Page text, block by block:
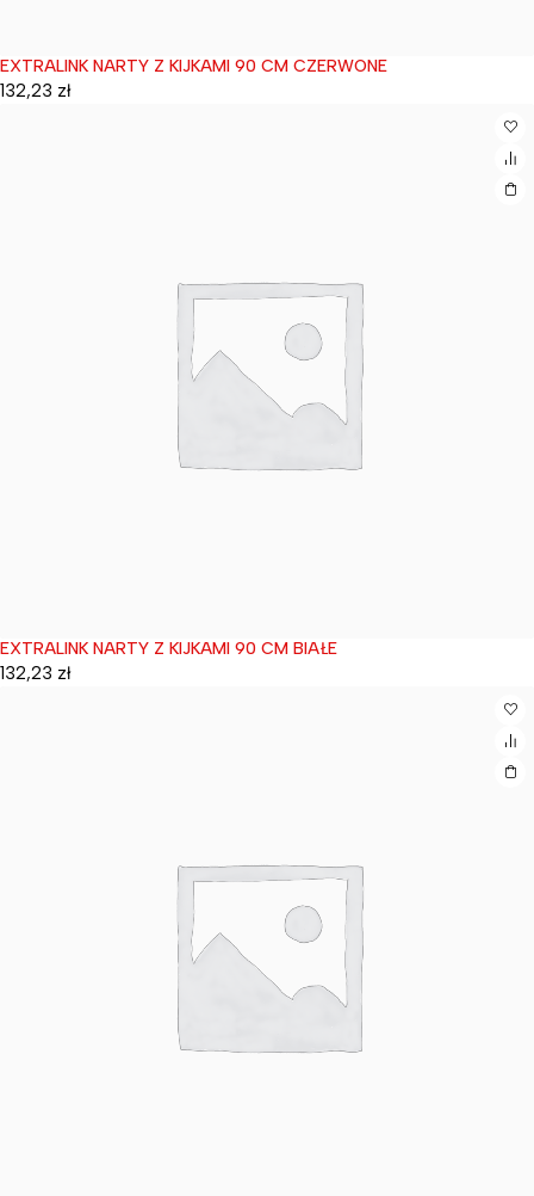
Wyprzedane
EXTRALINK NARTY Z KIJKAMI 90 CM CZERWONE
132,23 zł
Wyprzedane
EXTRALINK NARTY Z KIJKAMI 90 CM BIAŁE
132,23 zł